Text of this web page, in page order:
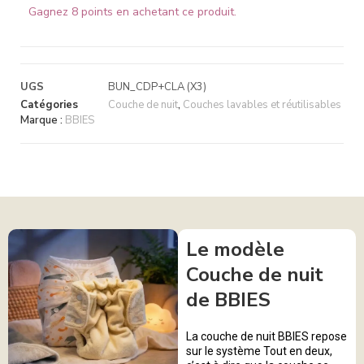
Gagnez 8 points en achetant ce produit.
UGS
BUN_CDP+CLA (X3)
Catégories
Couche de nuit, Couches lavables et réutilisables
Marque : BBIES
Le modèle
Couche de nuit
de BBIES
La couche de nuit BBIES repose
sur le système Tout en deux,